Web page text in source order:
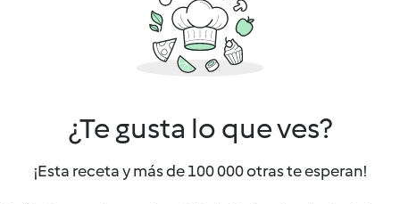
¿Te gusta lo que ves?
¡Esta receta y más de 100 000 otras te esperan!